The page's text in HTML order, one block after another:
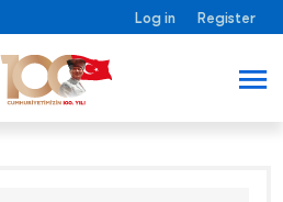
Log in Register